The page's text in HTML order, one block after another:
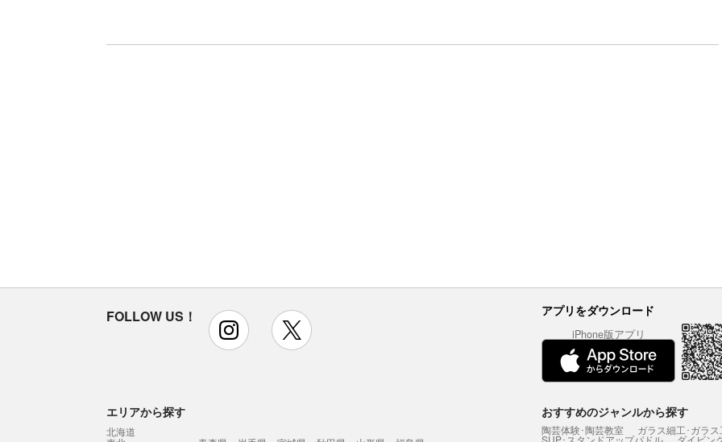
FOLLOW US！ instagram アプリをダウンロード
iPhone版アプリ
エリアから探す
北海道
おすすめのジャンルから探す
陶芸体験･陶芸教室 ガラス細工･ガラ
SUP･スタンドアップパドル ダイビン